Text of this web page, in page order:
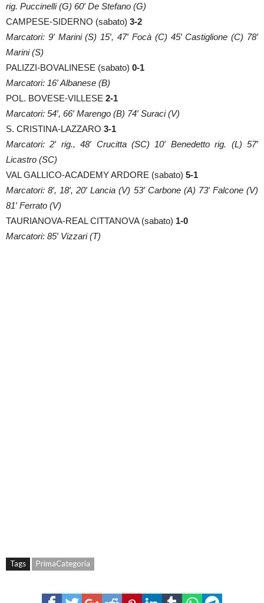
rig. Puccinelli (G) 60′ De Stefano (G)
CAMPESE-SIDERNO (sabato) 3-2
Marcatori: 9′ Marini (S) 15′, 47′ Focà (C) 45′ Castiglione (C) 78′
Marini (S)
PALIZZI-BOVALINESE (sabato) 0-1
Marcatori: 16′ Albanese (B)
POL. BOVESE-VILLESE 2-1
Marcatori: 54′, 66′ Marengo (B) 74′ Suraci (V)
S. CRISTINA-LAZZARO 3-1
Marcatori: 2′ rig., 48′ Crucitta (SC) 10′ Benedetto rig. (L) 57′
Licastro (SC)
VAL GALLICO-ACADEMY ARDORE (sabato) 5-1
Marcatori: 8′, 18′, 20′ Lancia (V) 53′ Carbone (A) 73′ Falcone (V)
81′ Ferrato (V)
TAURIANOVA-REAL CITTANOVA (sabato) 1-0
Marcatori: 85′ Vizzari (T)
Tags PrimaCategoria